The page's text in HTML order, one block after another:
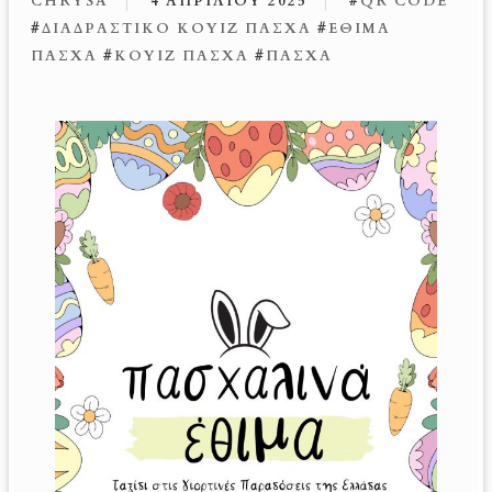
#ΔΙΑΔΡΑΣΤΙΚΌ ΚΟΥΊΖ ΠΆΣΧΑ #ΈΘΙΜΑ
ΠΆΣΧΑ #ΚΟΥΊΖ ΠΆΣΧΑ #ΠΆΣΧΑ